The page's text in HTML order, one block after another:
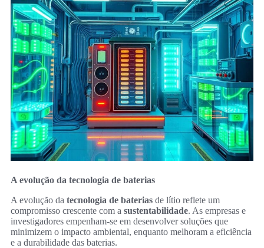
A evolução da tecnologia de baterias
A evolução da tecnologia de baterias de lítio reflete um
compromisso crescente com a sustentabilidade. As empresas e
investigadores empenham-se em desenvolver soluções que
minimizem o impacto ambiental, enquanto melhoram a eficiência
e a durabilidade das baterias.